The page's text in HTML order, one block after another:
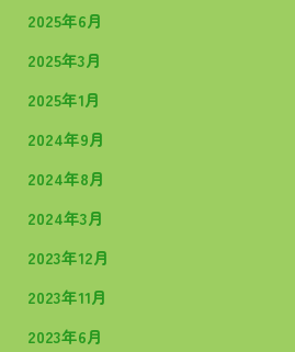
2025年6月
2025年3月
2025年1月
2024年9月
2024年8月
2024年3月
2023年12月
2023年11月
2023年6月